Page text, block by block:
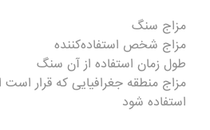
مزاج سنگ
مزاج شخص استفاده‌کننده
طول زمان استفاده از آن سنگ
مزاج منطقه جغرافیایی که قرار
استفاده شود